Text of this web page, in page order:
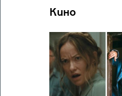
Кино